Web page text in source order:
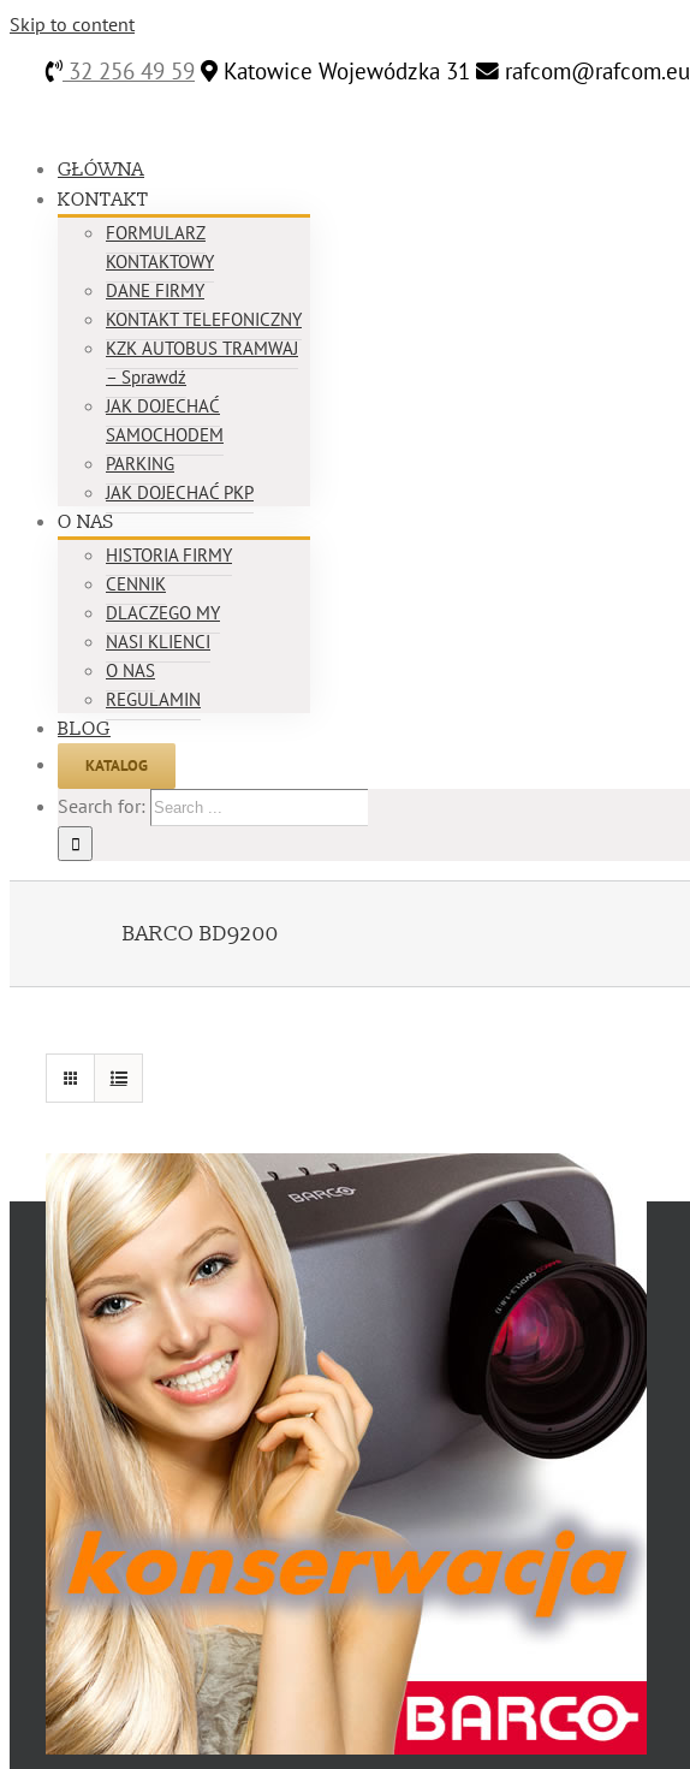
Skip to content
32 256 49 59 Katowice Wojewódzka 31 rafcom@rafcom.eu
GŁÓWNA
KONTAKT
FORMULARZ
KONTAKTOWY
DANE FIRMY
KONTAKT TELEFONICZNY
KZK AUTOBUS TRAMWAJ
– Sprawdź
JAK DOJECHAĆ
SAMOCHODEM
PARKING
JAK DOJECHAĆ PKP
O NAS
HISTORIA FIRMY
CENNIK
DLACZEGO MY
NASI KLIENCI
O NAS
REGULAMIN
BLOG
KATALOG
Search for:
BARCO BD9200